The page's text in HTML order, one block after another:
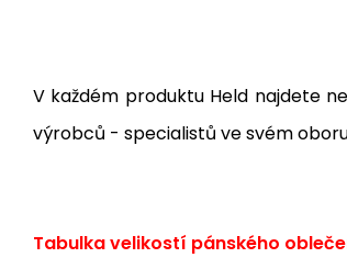
V každém produktu Held najdete
výrobců - specialistů ve svém
Tabulka velikostí pánského